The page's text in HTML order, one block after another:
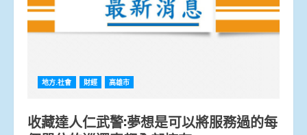
地方.社會 財經 高雄市
收藏達人仁武警:夢想是可以將服務過的每